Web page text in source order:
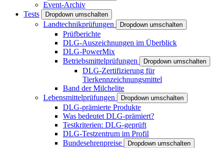
Event-Archiv
Tests
Dropdown umschalten
Landtechnikprüfungen Dropdown umschalten
Prüfberichte
DLG-Auszeichnungen im Überblick
DLG-PowerMix
Betriebsmittelprüfungen
Dropdown umschalten
DLG-Zertifizierung für
Tierkennzeichnungsmittel
Band der Milchelite
Lebensmittelprüfungen
Dropdown umschalten
DLG-prämierte Produkte
Was bedeutet DLG-prämiert?
Testkriterien: DLG-geprüft
DLG-Testzentrum im Profil
Bundesehrenpreise
Dropdown umschalten